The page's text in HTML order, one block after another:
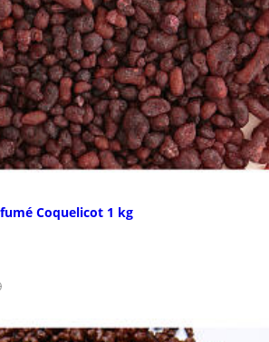
Coquelicot 1 kg